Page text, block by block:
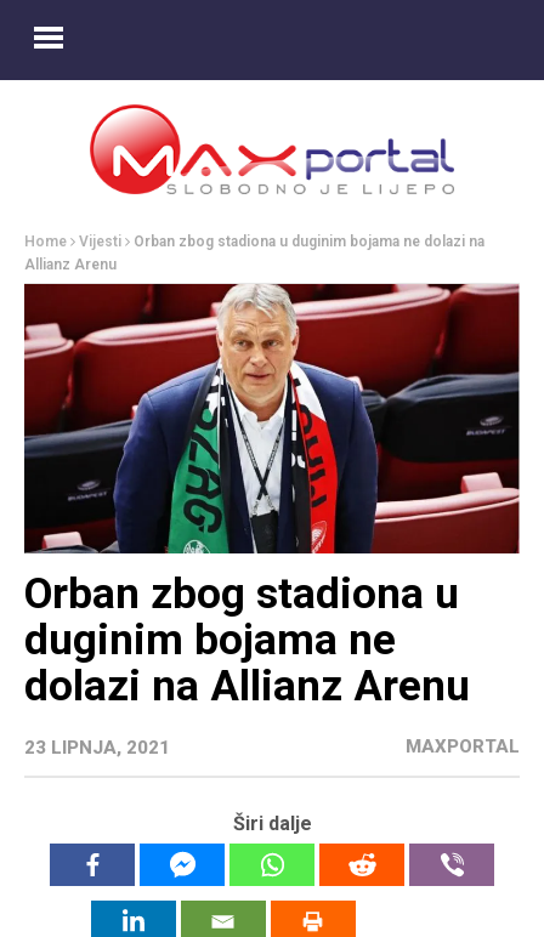
Home Vijesti
Orban zbog stadiona u duginim bojama ne dolazi na
Allianz Arenu
Orban zbog stadiona u
duginim bojama ne
dolazi na Allianz Arenu
23 LIPNJA, 2021 MAXPORTAL
Širi dalje